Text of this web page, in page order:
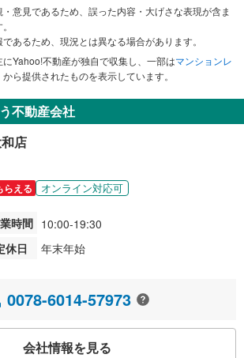
意見であるため、誤った内容・大げさな表現が含ま
あるため、現況とは異なる場合があります。
Yahoo!不動産が独自で収集し、一部はマンションレ
から提供されたものを表示しています。
不動産会社
店
らえる オンライン対応可
時間 10:00-19:30
休日
年末年始
0078-6014-57973
会社情報を見る